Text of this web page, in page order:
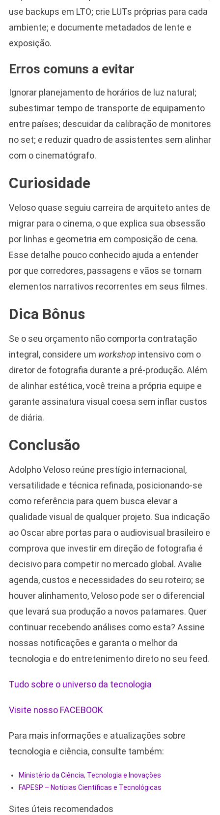
use backups em LTO; crie LUTs próprias para cada
ambiente; e documente metadados de lente e
exposição.
Erros comuns a evitar
Ignorar planejamento de horários de luz natural;
subestimar tempo de transporte de equipamento
entre países; descuidar da calibração de monitores
no set; e reduzir quadro de assistentes sem alinhar
com o cinematógrafo.
Curiosidade
Veloso quase seguiu carreira de arquiteto antes de
migrar para o cinema, o que explica sua obsessão
por linhas e geometria em composição de cena.
Esse detalhe pouco conhecido ajuda a entender
por que corredores, passagens e vãos se tornam
elementos narrativos recorrentes em seus filmes.
Dica Bônus
Se o seu orçamento não comporta contratação
integral, considere um workshop intensivo com o
diretor de fotografia durante a pré-produção. Além
de alinhar estética, você treina a própria equipe e
garante assinatura visual coesa sem inflar custos
de diária.
Conclusão
Adolpho Veloso reúne prestígio internacional,
versatilidade e técnica refinada, posicionando-se
como referência para quem busca elevar a
qualidade visual de qualquer projeto. Sua indicação
ao Oscar abre portas para o audiovisual brasileiro e
comprova que investir em direção de fotografia é
decisivo para competir no mercado global. Avalie
agenda, custos e necessidades do seu roteiro; se
houver alinhamento, Veloso pode ser o diferencial
que levará sua produção a novos patamares. Quer
continuar recebendo análises como esta? Assine
nossas notificações e garanta o melhor da
tecnologia e do entretenimento direto no seu feed.
Tudo sobre o universo da tecnologia
Visite nosso FACEBOOK
Para mais informações e atualizações sobre
tecnologia e ciência, consulte também:
Ministério da Ciência, Tecnologia e Inovações
FAPESP – Notícias Científicas e Tecnológicas
Sites úteis recomendados